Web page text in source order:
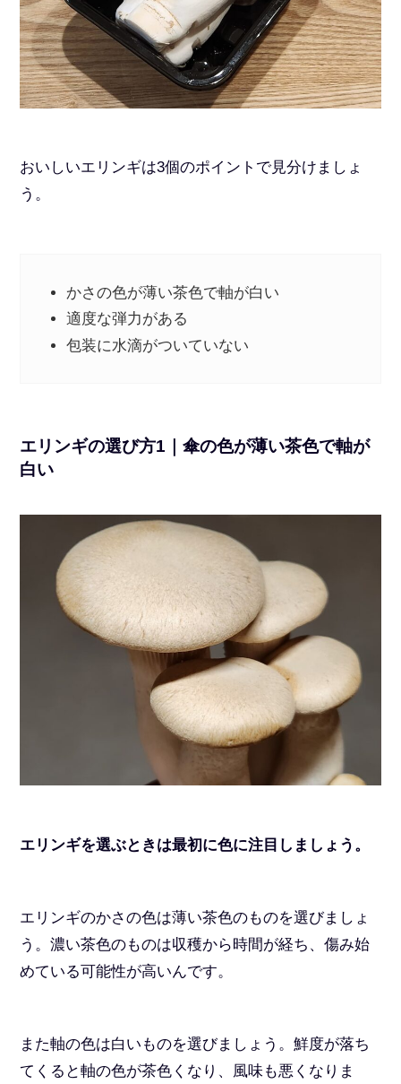
おいしいエリンギは3個のポイントで見分けましょ
う。
かさの色が薄い茶色で軸が白い
適度な弾力がある
包装に水滴がついていない
エリンギの選び方1｜傘の色が薄い茶色で軸が
白い
エリンギを選ぶときは最初に色に注目しましょう。
エリンギのかさの色は薄い茶色のものを選びましょ
う。濃い茶色のものは収穫から時間が経ち、傷み始
めている可能性が高いんです。
また軸の色は白いものを選びましょう。鮮度が落ち
てくると軸の色が茶色くなり、風味も悪くなりま